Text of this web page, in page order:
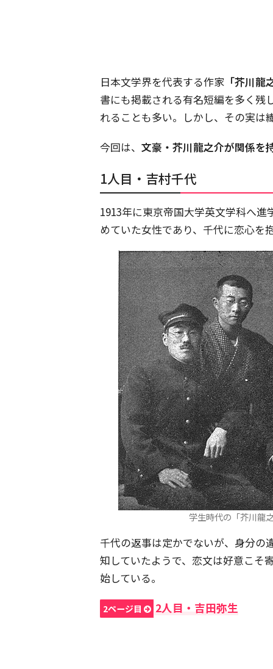
日本文学界を代表する作家 「芥川
書にも掲載される有名短編を多く残
れることも多い。しかし、その実は
今回は、 文豪・芥川龍之介が関係を
1人目・吉村千代
1913年に東京帝国大学英文学科へ
めていた女性であり、千代に恋心を
学生時代の「芥川龍
千代の返事は定かでないが、身分の
知していたようで、恋文は好意こそ
始している。
2ページ目 2人目・吉田弥生